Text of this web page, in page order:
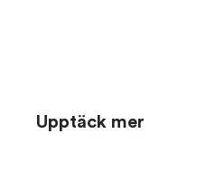
Upptäck mer